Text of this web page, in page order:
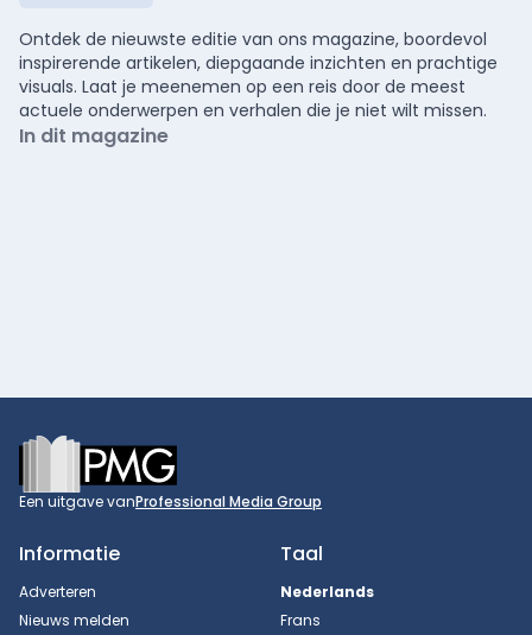
Ontdek de nieuwste editie van ons magazine, boordevol
inspirerende artikelen, diepgaande inzichten en prachtige
visuals. Laat je meenemen op een reis door de meest
actuele onderwerpen en verhalen die je niet wilt missen.
In dit magazine
Footer
Een uitgave vanProfessional Media Group
Informatie
Adverteren
Nieuws melden
Taal
Nederlands
Frans